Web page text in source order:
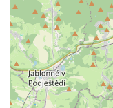
Dům čp. 67 ve
Torzo domu čp. 6
Městské divadlo
Ludwig Breitfeld,
Pivovar